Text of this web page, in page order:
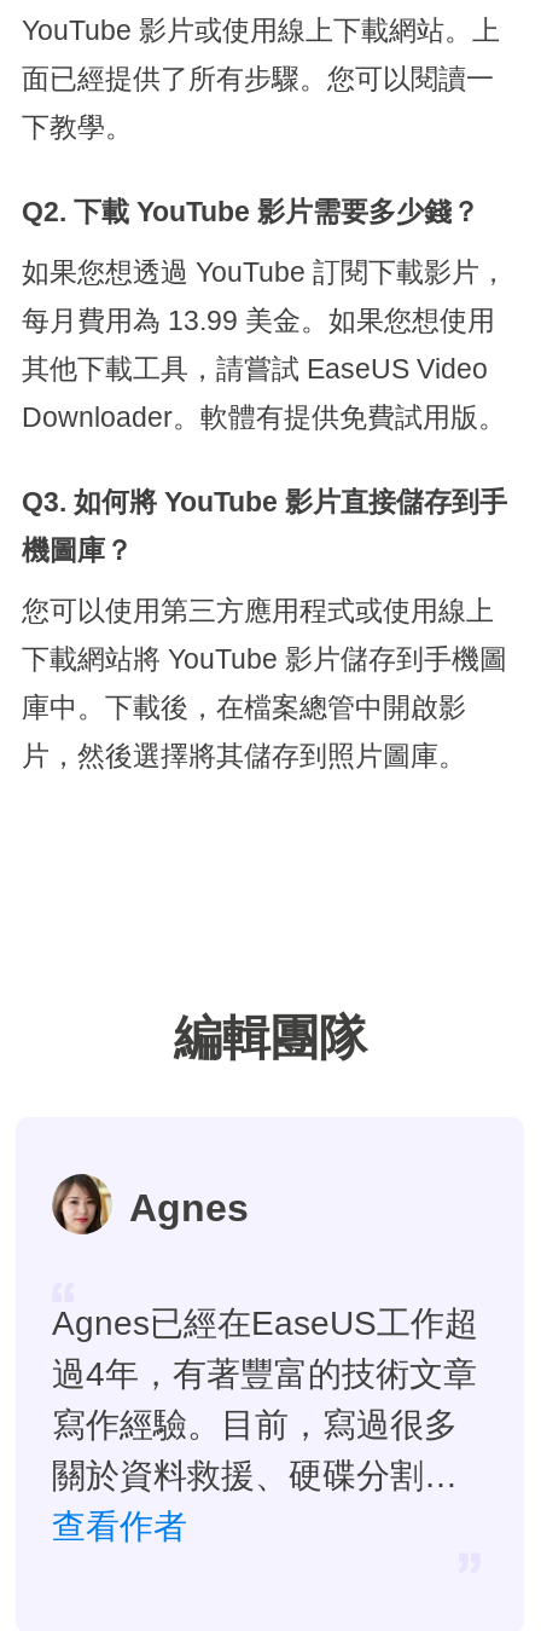
YouTube 影片或使用線上下載網站。上
面已經提供了所有步驟。您可以閱讀一
下教學。
Q2. 下載 YouTube 影片需要多少錢？
如果您想透過 YouTube 訂閱下載影片，
每月費用為 13.99 美金。如果您想使用
其他下載工具，請嘗試 EaseUS Video
Downloader。軟體有提供免費試用版。
Q3. 如何將 YouTube 影片直接儲存到手
機圖庫？
您可以使用第三方應用程式或使用線上
下載網站將 YouTube 影片儲存到手機圖
庫中。下載後，在檔案總管中開啟影
片，然後選擇將其儲存到照片圖庫。
編輯團隊
Agnes
Agnes已經在EaseUS工作超
過4年，有著豐富的技術文章
寫作經驗。目前，寫過很多
關於資料救援、硬碟分割管
理或備份還原相關文章，希
查看作者